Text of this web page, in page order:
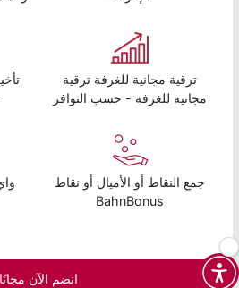
ترقية مجانية للغرفة ترقية
مجانية للغرفة - حسب التوافر
جمع النقاط أو الأميال أو نقاط
BahnBonus
انضم الآن مجانًا